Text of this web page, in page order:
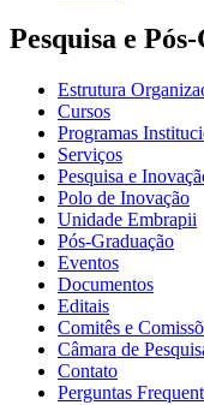
Pesquisa e
Estrutura
Cursos
Programas
Serviços
Pesquisa e
Polo de Inovação
Unidade Embrapii
Pós-Graduação
Eventos
Documentos
Editais
Comitês e
Câmara de
Contato
Perguntas